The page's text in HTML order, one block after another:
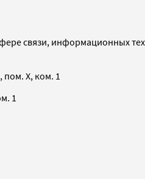
связи, информационных
пом. X, ком. 1
1